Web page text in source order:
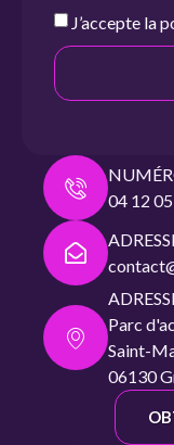
04 12
Parc
Saint-
06130
J’accepte la